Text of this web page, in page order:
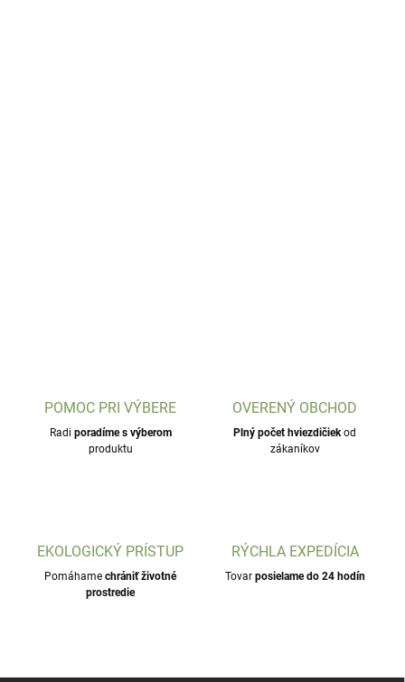
POMOC PRI VÝBERE
Radi poradíme s výberom
produktu
OVERENÝ OBCHOD
Plný počet hviezdičiekod
zákaníkov
EKOLOGICKÝ PRÍSTUP
Pomáhame chrániť životné
prostredie
RÝCHLA EXPEDÍCIA
Tovar posielame do 24 hodín